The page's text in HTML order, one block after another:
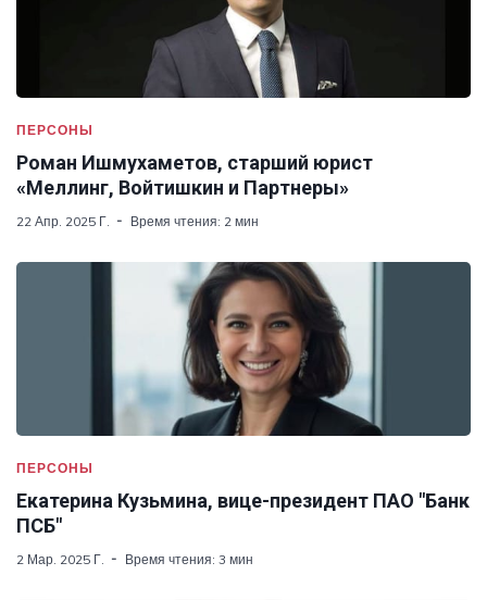
ПЕРСОНЫ
Роман Ишмухаметов, старший юрист
«Меллинг, Войтишкин и Партнеры»
22 Апр. 2025 Г. Время чтения: 2 мин
ПЕРСОНЫ
Екатерина Кузьмина, вице-президент ПАО "Банк
ПСБ"
2 Мар. 2025 Г. Время чтения: 3 мин